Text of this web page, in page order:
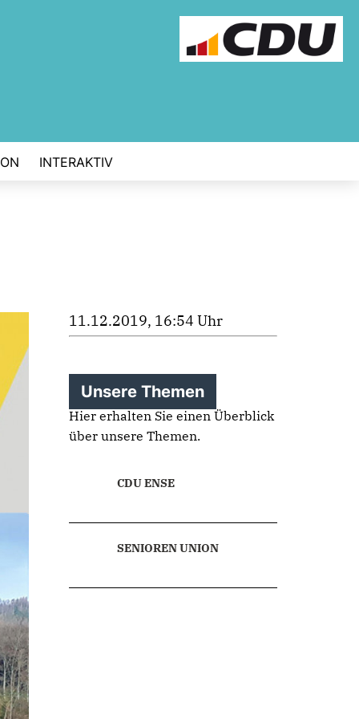
INTERAKTIV
11.12.2019, 16:54 Uhr
Unsere Themen
Hier erhalten Sie einen Überblick
über unsere Themen.
CDU ENSE
SENIOREN UNION